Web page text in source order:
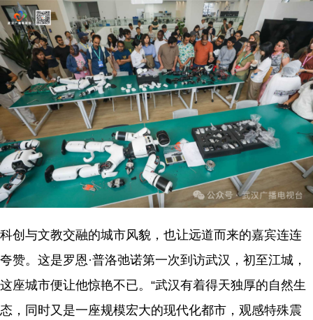
科创与文教交融的城市风貌，也让远道而来的嘉宾连连
夸赞。这是罗恩·普洛弛诺第一次到访武汉，初至江城，
这座城市便让他惊艳不已。“武汉有着得天独厚的自然生
态，同时又是一座规模宏大的现代化都市，观感特殊震